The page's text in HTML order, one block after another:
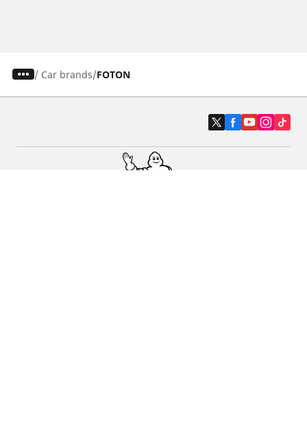
/ Car brands FOTON